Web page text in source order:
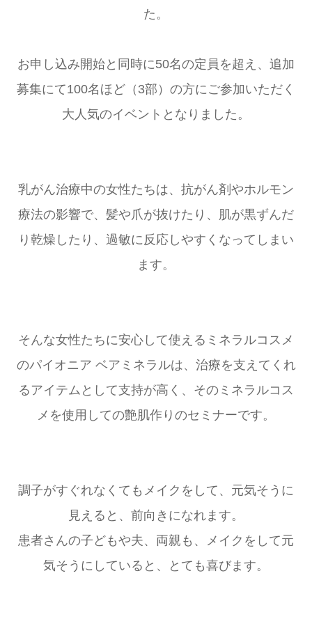
た。
お申し込み開始と同時に50名の定員を超え、追加
募集にて100名ほど（3部）の方にご参加いただく
大人気のイベントとなりました。
乳がん治療中の女性たちは、抗がん剤やホルモン
療法の影響で、髪や爪が抜けたり、肌が黒ずんだ
り乾燥したり、過敏に反応しやすくなってしまい
ます。
そんな女性たちに安心して使えるミネラルコスメ
のパイオニア ベアミネラルは、治療を支えてくれ
るアイテムとして支持が高く、そのミネラルコス
メを使用しての艶肌作りのセミナーです。
調子がすぐれなくてもメイクをして、元気そうに
見えると、前向きになれます。
患者さんの子どもや夫、両親も、メイクをして元
気そうにしていると、とても喜びます。